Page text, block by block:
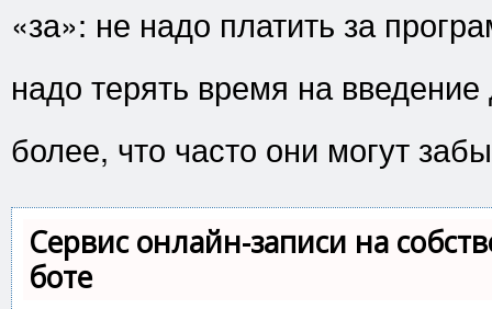
«за»: не надо платить за
надо терять время на
более, что часто они могут
Сервис онлайн-записи на
боте